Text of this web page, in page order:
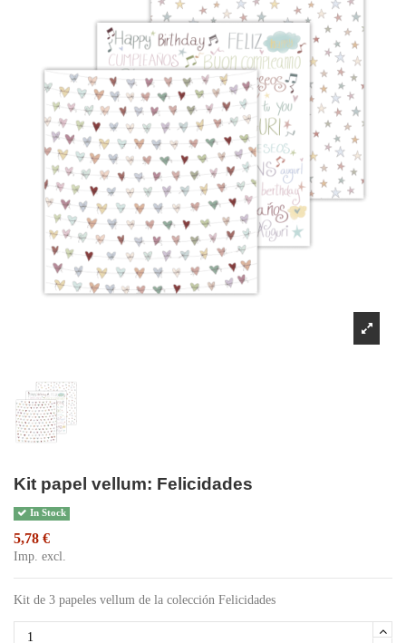
Kit papel vellum: Felicidades
In Stock
5,78 €
Imp. excl.
Kit de 3 papeles vellum de la colección Felicidades